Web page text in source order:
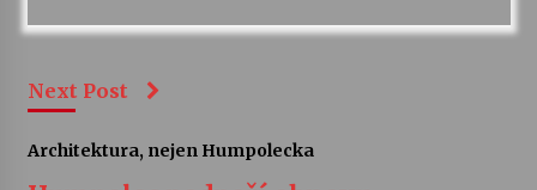
Next Post
Architektura, nejen Humpolecka